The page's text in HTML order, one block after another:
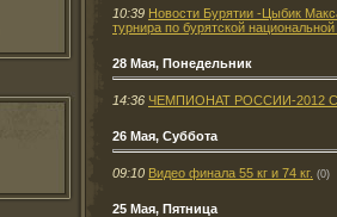
10:39 Новости Бурятии -Цыбик
турнира по бурятской
28 Мая, Понедельник
14:36 ЧЕМПИОНАТ РОССИИ-2012
26 Мая, Суббота
09:10 Видео финала 55 кг и 74 кг. (0)
25 Мая, Пятница